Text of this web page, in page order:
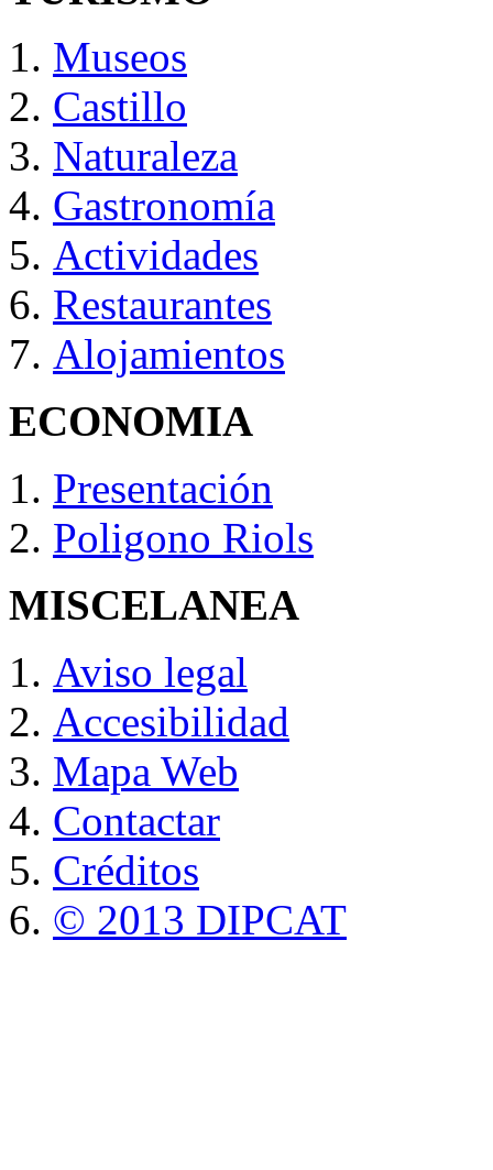
Museos
Castillo
Naturaleza
Gastronomía
Actividades
Restaurantes
Alojamientos
ECONOMIA
Presentación
Poligono Riols
MISCELANEA
Aviso legal
Accesibilidad
Mapa Web
Contactar
Créditos
© 2013 DIPCAT